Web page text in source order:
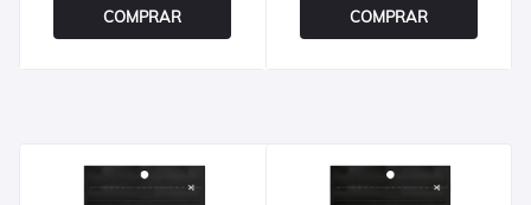
COMPRAR COMPRAR